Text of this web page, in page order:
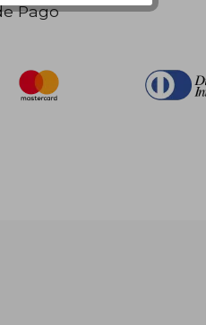
Pago